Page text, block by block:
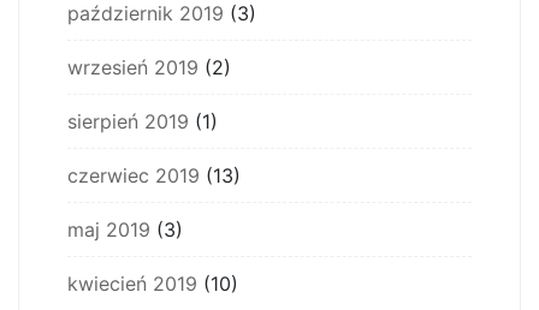
październik 2019 (3)
wrzesień 2019 (2)
sierpień 2019 (1)
czerwiec 2019 (13)
maj 2019 (3)
kwiecień 2019 (10)